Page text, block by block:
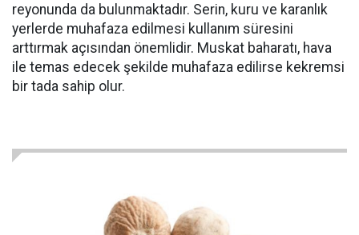
reyonunda da bulunmaktadır. Serin, kuru ve karanlık
yerlerde muhafaza edilmesi kullanım süresini
arttırmak açısından önemlidir. Muskat baharatı, hava
ile temas edecek şekilde muhafaza edilirse kekremsi
bir tada sahip olur.